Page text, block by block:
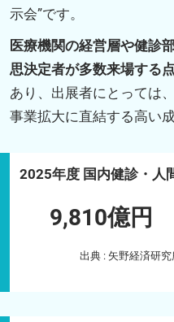
示会”です。
医療機関の経営層や健診
思決定者が多数来場する
あり、出展者にとっては
事業拡大に直結する高い
2025年度 国内健診・人
9,810億円
出典 : 矢野経済研